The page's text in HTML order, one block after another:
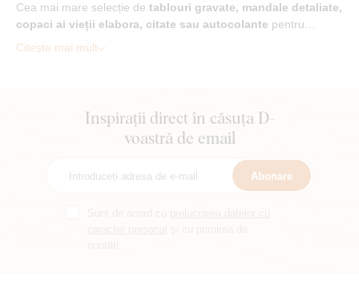
Cea mai mare selecție de tablouri gravate, mandale detaliate,
copaci ai vieții elabora, citate sau autocolante pentru…
Citește mai mult
Inspirații direct în căsuța D-
voastră de email
Abonare